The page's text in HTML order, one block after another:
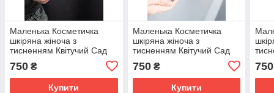
Маленька Косметичка
шкіряна жіноча з
тисненням Квітучий Сад
750 ₴
Купити
Маленька Косметичка
шкіряна жіноча з
тисненням Квітучий Сад
шкіряний
750₴
Купити
750